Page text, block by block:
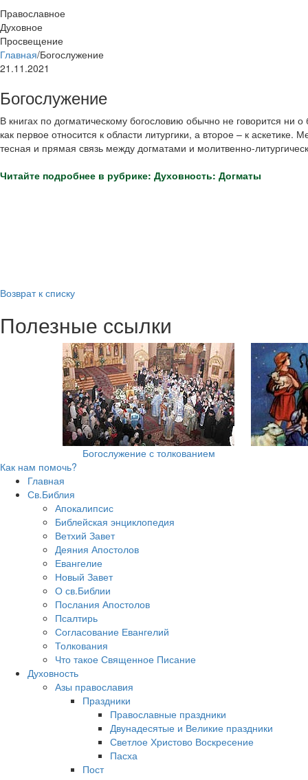
Православное
Духовное
Просвещение
Главная/Богослужение
21.11.2021
Богослужение
В книгах по догматическому богословию обычно не говорится ни
как первое относится к области литургики, а второе – к аскетике.
тесная и прямая связь между догматами и молитвенно-
Читайте подробнее в рубрике: Духовность: Догматы
Возврат к списку
Полезные ссылки
Богослужение с толкованием
Как нам помочь?
Главная
Св.Библия
Апокалипсис
Библейская энциклопедия
Ветхий Завет
Деяния Апостолов
Евангелие
Новый Завет
О св.Библии
Послания Апостолов
Псалтирь
Согласование Евангелий
Толкования
Что такое Священное Писание
Духовность
Азы православия
Праздники
Православные праздники
Двунадесятые и Великие праздники
Светлое Христово Воскресение
Пасха
Пост